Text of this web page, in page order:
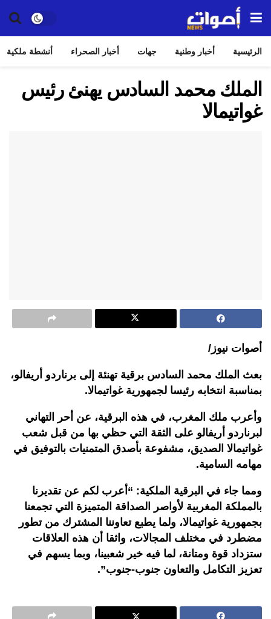
الرئيسية أخبار وطنية جهات أخبار الصحراء أنشطة ملكية
الملك محمد السادس يهنئ رئيس
غواتيمالا
أصوات نيوز/
بعث الملك محمد السادس برقية تهنئة إلى برناردو أريفالو،
بمناسبة انتخابه رئيسا لجمهورية غواتيمالا.
وأعرب ملك المغرب، في هذه البرقية، عن أحر التهاني
لبرناردو أريفالو على الثقة التي حظي بها من قبل شعب
غواتيمالا الصديق، مشفوعة بأصدق المتمنيات بالتوفيق في
مهامه السامية.
ومما جاء في البرقية الملكية: “أعرب لكم عن تقديرنا
بالمملكة المغربية لأواصر الصداقة المتميزة التي تجمعنا
بجمهورية غواتيمالا، ولما يطبع تعاوننا المشترك من تطور
مضطرد في مختلف المجالات، واثقا أن هذه العلاقات
ستزداد قوة ومتانة، لما فيه خير شعبينا، وبما يسهم في
تعزيز التكامل والتعاون جنوب-جنوب”.